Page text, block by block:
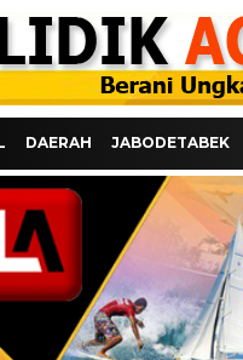
DAERAH JABODETABEK